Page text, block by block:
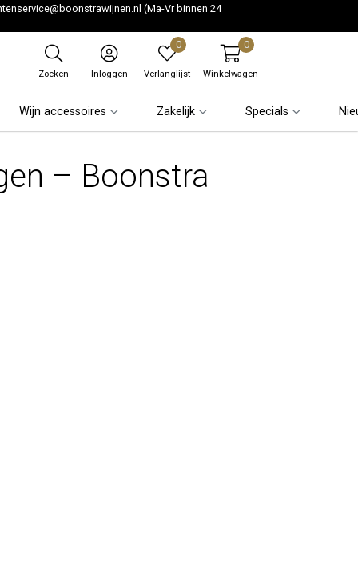
(Ma-Vr binnen 24
Zoeken Inloggen
0
Verlanglijst
0
Winkelwagen
Wijn accessoires Zakelijk Specials
– Boonstra